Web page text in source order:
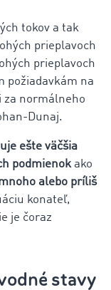
tokov a tak
prieplavoch
prieplavoch
požiadavkám na
za normálneho
Dunaj.
ešte väčšia
podmienokako
alebo príliš
konateľ,
je čoraz
stavy